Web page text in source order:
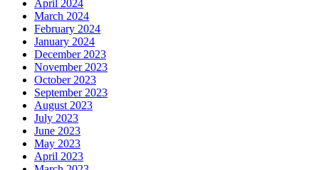
April 2024
March 2024
February 2024
January 2024
December 2023
November 2023
October 2023
September 2023
August 2023
July 2023
June 2023
May 2023
April 2023